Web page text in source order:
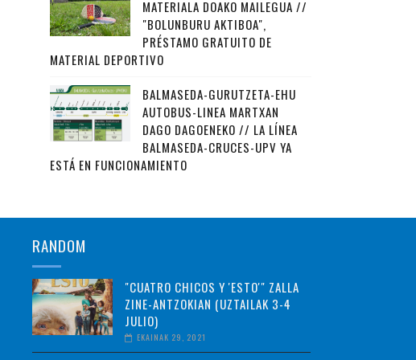
MATERIALA DOAKO MAILEGUA //
"BOLUNBURU AKTIBOA",
PRÉSTAMO GRATUITO DE
MATERIAL DEPORTIVO
BALMASEDA-GURUTZETA-EHU
AUTOBUS-LINEA MARTXAN
DAGO DAGOENEKO // LA LÍNEA
BALMASEDA-CRUCES-UPV YA
ESTÁ EN FUNCIONAMIENTO
RANDOM
"CUATRO CHICOS Y 'ESTO'" ZALLA
ZINE-ANTZOKIAN (UZTAILAK 3-4
JULIO)
EKAINAK 29, 2021